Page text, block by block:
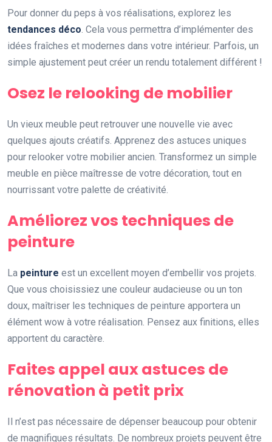
Pour donner du peps à vos réalisations, explorez les
tendances déco. Cela vous permettra d’implémenter des
idées fraîches et modernes dans votre intérieur. Parfois, un
simple ajustement peut créer un rendu totalement différent !
Osez le relooking de mobilier
Un vieux meuble peut retrouver une nouvelle vie avec
quelques ajouts créatifs. Apprenez des astuces uniques
pour relooker votre mobilier ancien. Transformez un simple
meuble en pièce maîtresse de votre décoration, tout en
nourrissant votre palette de créativité.
Améliorez vos techniques de
peinture
La peinture est un excellent moyen d’embellir vos projets.
Que vous choisissiez une couleur audacieuse ou un ton
doux, maîtriser les techniques de peinture apportera un
élément wow à votre réalisation. Pensez aux finitions, elles
apportent du caractère.
Faites appel aux astuces de
rénovation à petit prix
Il n’est pas nécessaire de dépenser beaucoup pour obtenir
de magnifiques résultats. De nombreux projets peuvent être